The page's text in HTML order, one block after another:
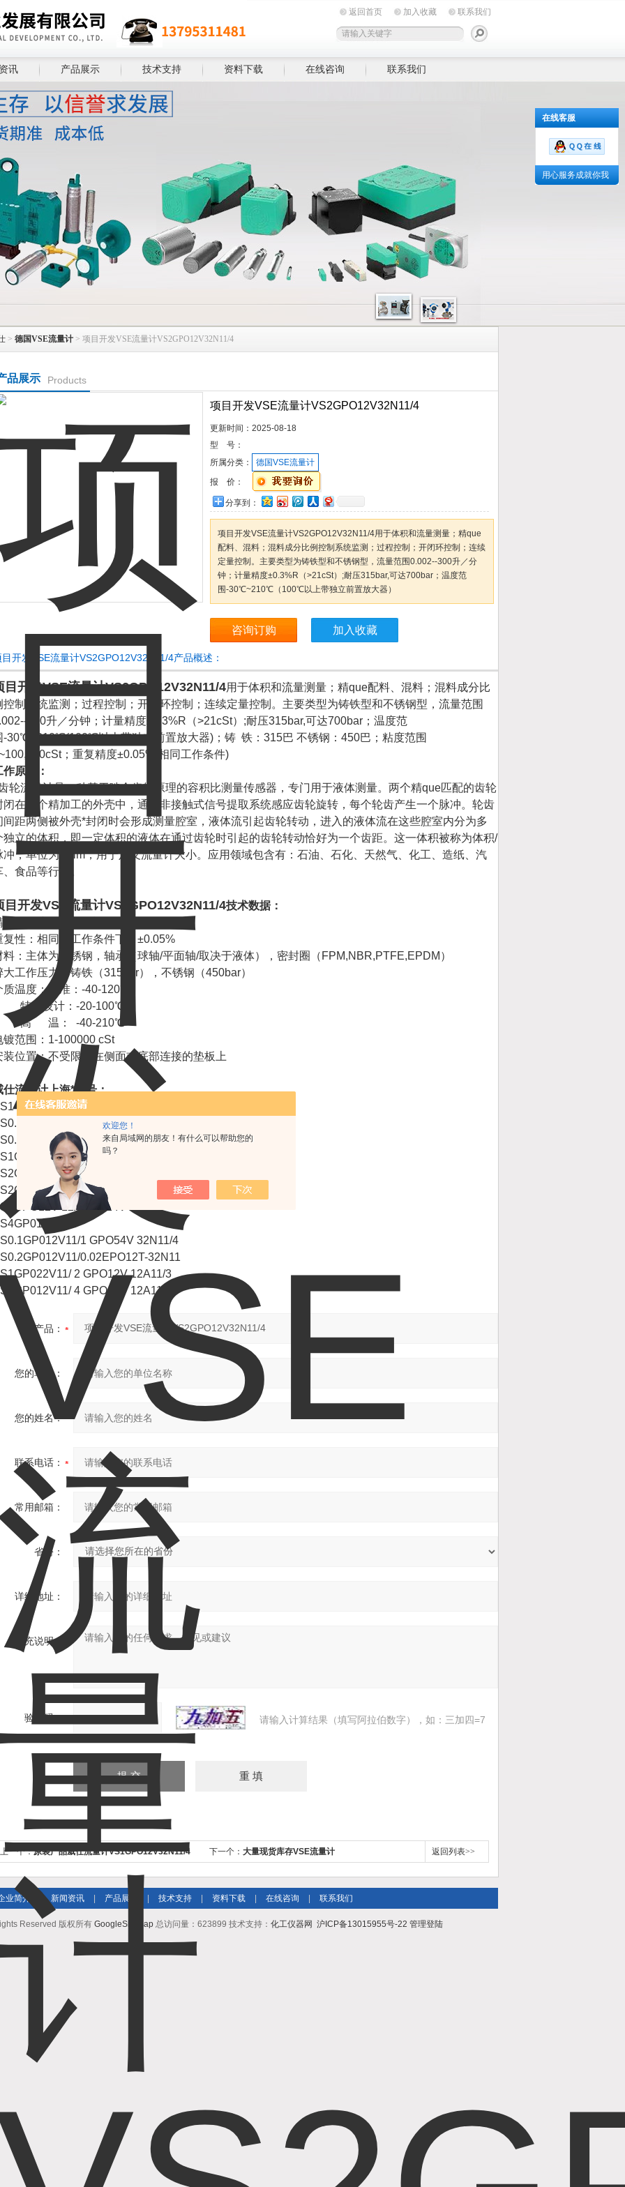
欢迎您！
来自局域网的朋友！有什么可以帮助您的
吗？
返回首页 加入收藏 联系我们
讯 产品展示 技术支持 资料下载 在线咨询 联系我们
> 德国VSE流量计 > 项目开发VSE流量计VS2GPO12V32N11/4
品展示 Products
项目开发VSE流量计VS2GPO12V32N11/4
更新时间： 2025-08-18
型 号：
所属分类：
德国VSE流量计
报 价：
分享到：
项目开发VSE流量计VS2GPO12V32N11/4用于体积和流量测量；精que
配料、混料；混料成分比例控制系统监测；过程控制；开闭环控制；连续
定量控制。主要类型为铸铁型和不锈钢型，流量范围0.002--300升／分
钟；计量精度±0.3%R（>21cSt）;耐压315bar,可达700bar；温度范
围-30℃~210℃（100℃以上带独立前置放大器）
咨询订购 加入收藏
目开发VSE流量计VS2GPO12V32N11/4产品概述：
目开发VSE流量计VS2GPO12V32N11/4用于体积和流量测量；精que配料、混料；混料成分比
控制系统监测；过程控制；开闭环控制；连续定量控制。主要类型为铸铁型和不锈钢型，流量范围
300升／分钟；计量精度±0.3%R（>21cSt）;耐压315bar,可达700bar；温度范
-30℃~210℃(100℃以上带独立前置放大器)；铸 铁：315巴 不锈钢：450巴；粘度范围
；重复精度±0.05%(相同工作条件)
作原理：
轮流量计是一种基于啮合齿轮原理的容积比测量传感器，专门用于液体测量。两个精que匹配的齿轮
闭在一个精加工的外壳中，通过非接触式信号提取系统感应齿轮旋转，每个轮齿产生一个脉冲。轮齿
间距两侧被外壳*封闭时会形成测量腔室，液体流引起齿轮转动，进入的液体流在这些腔室内分为多
独立的体积，即一定体积的液体在通过齿轮时引起的齿轮转动恰好为一个齿距。这一体积被称为体积/
冲，单位为cc/lm，用于定义流量计大小。应用领域包含有：石油、石化、天然气、化工、造纸、汽
、食品等行业。
目开发VSE流量计VS2GPO12V32N11/4技术数据：
度：粘度＞20cst时，测量值的±0.3%
复性：相同的工作条件下，±0.05%
料：主体为不锈钢，轴承（球轴/平面轴/取决于液体），密封圈（FPM,NBR,PTFE,EPDM）
大工作压力：铸铁（315bar），不锈钢（450bar）
质温度：标准：-40-120℃
殊设计：-20-100℃
温： -40-210℃
镀范围：1-100000 cSt
装位置：不受限，在侧面或底部连接的垫板上
仕流量计上海*型号：
GPO54V 32N11/4 - 10...28VDC
4
32N11
3
12A11/3 - 24V
4
12A11/5-24V
4
1 GPO54V 32N11/4
0.02EPO12T-32N11
2 GPO12V 12A11/3
4 GPO12V 12A11/5
产品：
您的单位：
您的姓名：
联系电话：
常用邮箱：
省份：
详细地址：
补充说明：
验证码： 请输入计算结果（填写阿拉伯数字），如：三加四=7
上一个：原装产品威仕流量计VS1GPO12V32N11/4 下一个： 大量现货库存VSE流量计 返回列表>>
业简介 新闻资讯 产品展示 技术支持 资料下载 在线咨询 联系我们
Reserved 版权所有 GoogleSitemap总访问量：623899 技术支持： 化工仪器网 沪ICP备13015955号-22 管理登陆
在线客服
用心服务成就你我